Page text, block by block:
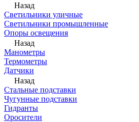
Назад
Светильники уличные
Светильники промышленные
Опоры освещения
Назад
Манометры
Термометры
Датчики
Назад
Стальные подставки
Чугунные подставки
Гидранты
Оросители